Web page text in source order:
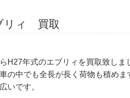
リィ 買取
H27年式のエブリィを買取致しま
の中でも全長が長く荷物も積めま
いです。